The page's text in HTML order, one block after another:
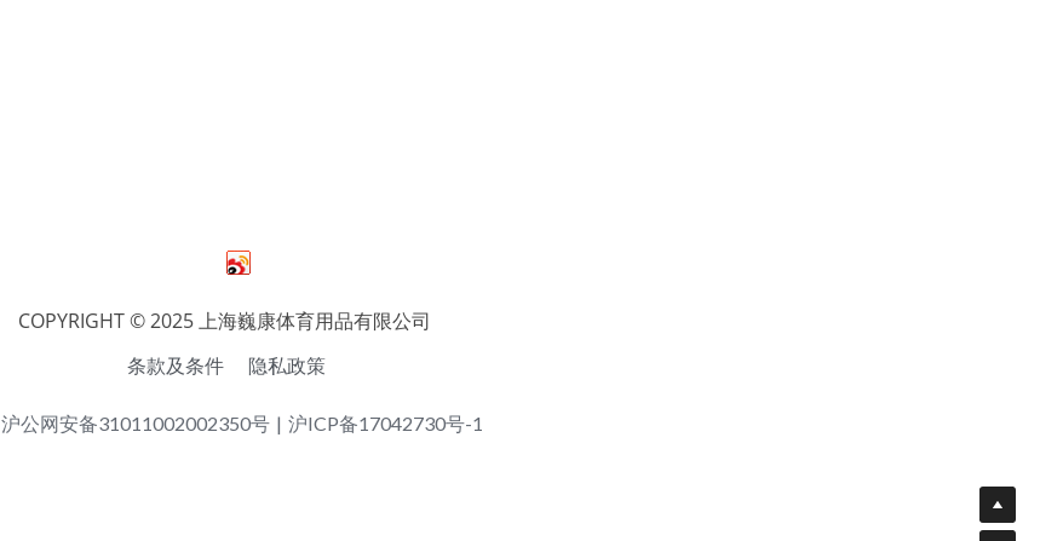
COPYRIGHT © 2025 上海巍康体育用品有限公司
条款及条件
隐私政策
沪公网安备31011002002350号 | 沪ICP备17042730号-1